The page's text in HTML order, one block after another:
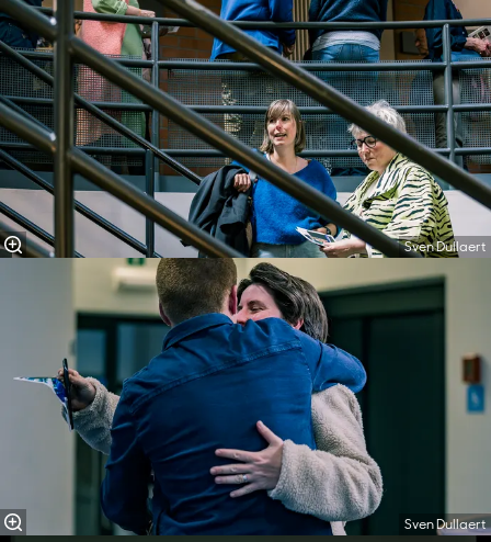
Sven Dullaert
Sven Dullaert